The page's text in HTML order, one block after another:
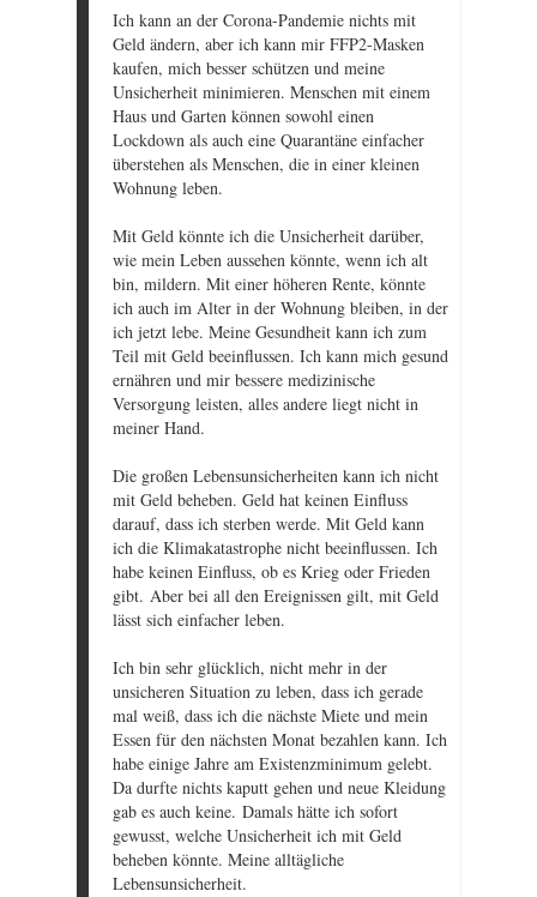
Ich kann an der Corona-Pandemie nichts mit
Geld ändern, aber ich kann mir FFP2-Masken
kaufen, mich besser schützen und meine
Unsicherheit minimieren. Menschen mit einem
Haus und Garten können sowohl einen
Lockdown als auch eine Quarantäne einfacher
überstehen als Menschen, die in einer kleinen
Wohnung leben.
Mit Geld könnte ich die Unsicherheit darüber,
wie mein Leben aussehen könnte, wenn ich alt
bin, mildern. Mit einer höheren Rente, könnte
ich auch im Alter in der Wohnung bleiben, in der
ich jetzt lebe. Meine Gesundheit kann ich zum
Teil mit Geld beeinflussen. Ich kann mich gesund
ernähren und mir bessere medizinische
Versorgung leisten, alles andere liegt nicht in
meiner Hand.
Die großen Lebensunsicherheiten kann ich nicht
mit Geld beheben. Geld hat keinen Einfluss
darauf, dass ich sterben werde. Mit Geld kann
ich die Klimakatastrophe nicht beeinflussen. Ich
habe keinen Einfluss, ob es Krieg oder Frieden
gibt. Aber bei all den Ereignissen gilt, mit Geld
lässt sich einfacher leben.
Ich bin sehr glücklich, nicht mehr in der
unsicheren Situation zu leben, dass ich gerade
mal weiß, dass ich die nächste Miete und mein
Essen für den nächsten Monat bezahlen kann. Ich
habe einige Jahre am Existenzminimum gelebt.
Da durfte nichts kaputt gehen und neue Kleidung
gab es auch keine. Damals hätte ich sofort
gewusst, welche Unsicherheit ich mit Geld
beheben könnte. Meine alltägliche
Lebensunsicherheit.